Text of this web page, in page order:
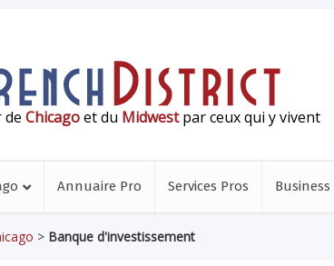
de Chicagoet du Midwestpar ceux qui y vivent
Annuaire Pro Services Pros Business
> Banque d'investissement